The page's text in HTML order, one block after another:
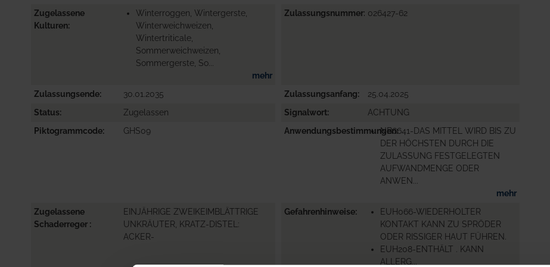
Zugelassene
Kulturen
Winterroggen, Wintergerste,
Winterweichweizen,
Wintertriticale,
Sommerweichweizen,
Sommergerste, So...
mehr
Zulassungsnummer 026427-62
Zulassungsende 30.01.2035 Zulassungsanfang
25.04.2025
Status
Zugelassen Signalwort
ACHTUNG
Piktogrammcode
GHS09 AnwendungsbestimmungenNB6641-DAS MITTEL WIRD BIS ZU
DER HÖCHSTEN DURCH DIE
ZULASSUNG FESTGELEGTEN
AUFWANDMENGE ODER
ANWEN...
mehr
Zugelassene
Schaderreger
EINJÄHRIGE ZWEIKEIMBLÄTTRIGE
UNKRÄUTER, KRATZ-DISTEL:
ACKER-
Gefahrenhinweise
EUH066-WIEDERHOLTER
KONTAKT KANN ZU SPRÖDER
ODER RISSIGER HAUT FÜHREN.
EUH208-ENTHÄLT . KANN
ALLERG...